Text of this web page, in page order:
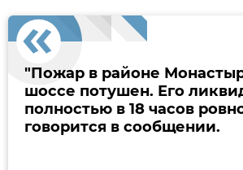
"Пожар в районе
шоссе потушен. Его
полностью в 18 часов
говорится в сообщении.